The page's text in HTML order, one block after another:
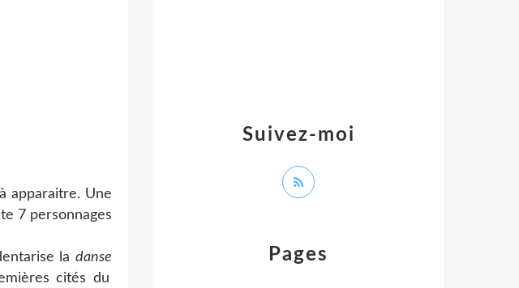
apparaitre. Une
7 personnages
la danse
cités du
Pages
Suivez-moi